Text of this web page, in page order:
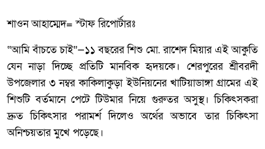
শাওন আহাম্মেদ= স্টাফ রিপোর্টারঃ
“আমি বাঁচতে চাই”—১১ বছরের শিশু মো. রাশেদ মিয়ার এই আকুতি
যেন নাড়া দিচ্ছে প্রতিটি মানবিক হৃদয়কে। শেরপুরের শ্রীবরদী
উপজেলার ৩ নম্বর কাকিলাকুড়া ইউনিয়নের খাটিয়াডাঙ্গা গ্রামের এই
শিশুটি বর্তমানে পেটে টিউমার নিয়ে গুরুতর অসুস্থ। চিকিৎসকরা
দ্রুত চিকিৎসার পরামর্শ দিলেও অর্থের অভাবে তার চিকিৎসা
অনিশ্চয়তার মুখে পড়েছে।